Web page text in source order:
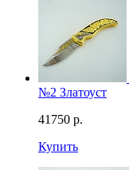
№2 Златоуст
41750 р.
Купить